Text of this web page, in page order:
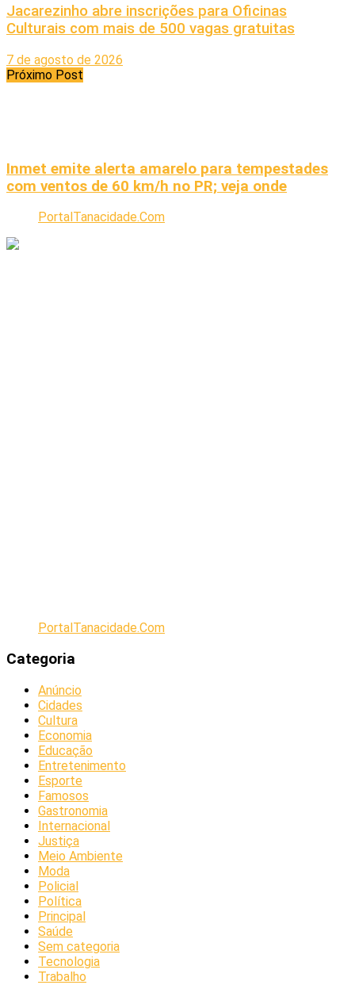
Jacarezinho abre inscrições para Oficinas
Culturais com mais de 500 vagas gratuitas
7 de agosto de 2026
Próximo Post
Inmet emite alerta amarelo para tempestades
com ventos de 60 km/h no PR; veja onde
PortalTanacidade.Com
PortalTanacidade.Com
Categoria
Anúncio
Cidades
Cultura
Economia
Educação
Entretenimento
Esporte
Famosos
Gastronomia
Internacional
Justiça
Meio Ambiente
Moda
Policial
Política
Principal
Saúde
Sem categoria
Tecnologia
Trabalho